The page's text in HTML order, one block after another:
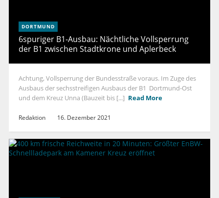
DORTMUND
6spuriger B1-Ausbau: Nächtliche Vollsperrung
der B1 zwischen Stadtkrone und Aplerbeck
Achtung, Vollsperrung der Bundesstraße voraus. Im Zuge des
Ausbaus der sechsstreifigen Ausbaus der B1 Dortmund-Ost
und dem Kreuz Unna (Bauzeit bis [...] Read More
Redaktion 16. Dezember 2021